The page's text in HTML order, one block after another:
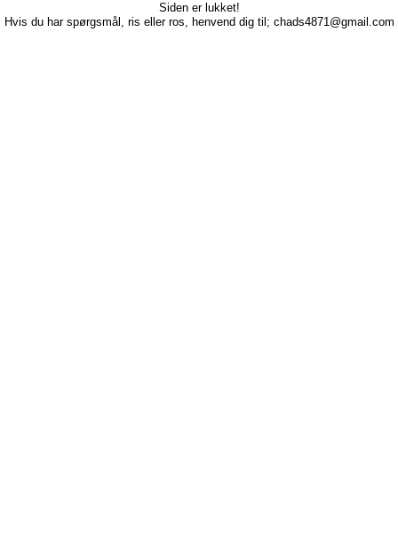
Siden er lukket!
Hvis du har spørgsmål, ris eller ros, henvend dig til; chads4871@gmail.com